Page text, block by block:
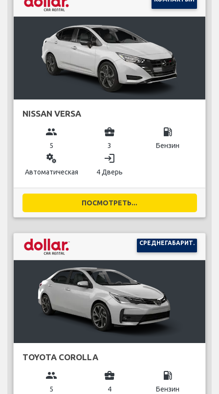
NISSAN VERSA
group
5
business_center
3
local_gas_station
Бензин
miscellaneous_services
Автоматическая
login
4 Дверь
ПОСМОТРЕТЬ...
СРЕДНЕГАБАРИТ.
TOYOTA COROLLA
group
5
business_center
4
local_gas_station
Бензин